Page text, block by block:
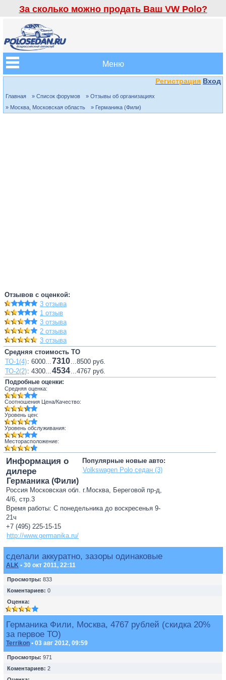
За сколько можно продать Ваш VW Polo?
Меню
Регистрация Вход
Главная » Список форумов
» Отзывы об организациях
» Москва, Московская область
» Германика (Фили)
Отзывов с оценкой:
3 отзыва
1 отзыв
3 отзыва
2 отзыва
3 отзыва
Средняя стоимость ТО
ТО-1(4): 6000...7310...8500 руб.
ТО-2(2): 4300...4534...4767 руб.
Подробные оценки:
Средняя оценка:
Соотношения Цена/Качество:
Уровень цен:
Уровень обслуживания:
Месторасположение:
Популярные новые авто:
Volkswagen Polo седан (3)
Информация о
дилере
Германика (Фили)
Россия Московская обл. г.Москва, Береговой пр-д,
4/6, стр.3
Время работы: С понедельника до воскресенья 9-
21ч
+7 (495) 225-15-15
http://www.germanika.ru/
сделали аккуратно, зазоры одинаковые
ALK • 30 окт 2011, 22:11
Просмотры: 833
Коментариев: 0
Оценка:
Германика Фили, Москва, 4767 рублей (скидка 20%
за первое ТО)
Terrikon • 03 авг 2012, 09:59
Просмотры: 971
Коментариев: 2